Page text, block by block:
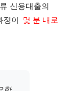
신용대출의
정이 몇 분 내로